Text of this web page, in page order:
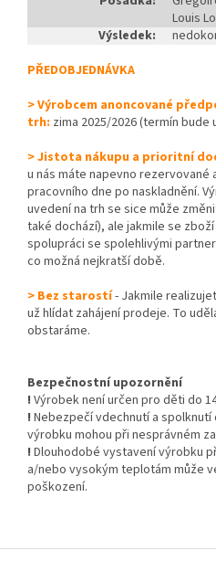
Louis
Výsledek:
PŘEDOBJEDNÁVKA
> Výrobcem anoncované
trh: zima 2025/2026 (termín
> Jistota nákupu a prioritní
u nás máte napevno rezervované
pracovního dne po naskladnění.
uvedení na trh se sice může
také dochází), ale jakmile se
spolupráci se spolehlivými
co možná nejkratší době.
> Bez starostí- Jakmile
už hlídat zahájení prodeje. To
obstaráme.
Bezpečnostní upozornění
! Výrobek není určen pro děti do
! Nebezpečí vdechnutí a
výrobku mohou při nesprávném
! Dlouhodobé vystavení výrobku
a/nebo vysokým teplotám může
poškození.